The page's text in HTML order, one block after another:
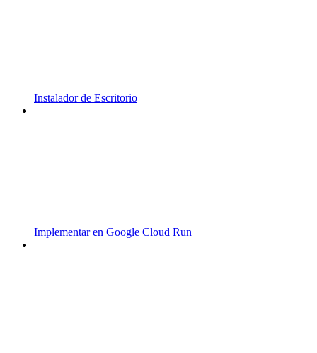
Instalador de Escritorio
Implementar en Google Cloud Run